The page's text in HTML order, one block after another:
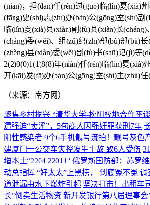
(nián)，担(dān)任(rèn)过(guò)临(lín)夏(xià)
(fāng)史(shǐ)志(zhì)办(bàn)公(gōng)室(shì)副
临(lín)夏(xià)县(xiàn)副(fù)县(xiàn)长
(cháng)委(wěi)、组(zǔ)织(zhī)部(bù)部(bù)长
(zhèng)县(xiàn)委(wěi)副(fù)书(shū)记(jì)等
2(2)0(0)1(1)8(8)年(nián)任(rèn)临(lín)夏(xià)
开(kāi)发(fā)办(bàn)公(gōng)室(shì)主(zhǔ)任
（来源：南方网）
聚焦乡村振兴 “清华大学-松阳校地合作座
遭强迫“卖淫”，5旬商人因强奸罪获刑7年
阳性感染者 9个6手机靓号流拍！靓号灰色
建厦门一公交车失控发生事故 致6人受伤
增本土“2204 22011” 俄罗斯国防部：苏罗
动总指挥 “好太太”上黑榜， 到底冤不冤 调
道泄漏由水下爆炸引起 坚决打击！出租车
长”倒卖生活物资 新开发银行第八届理事